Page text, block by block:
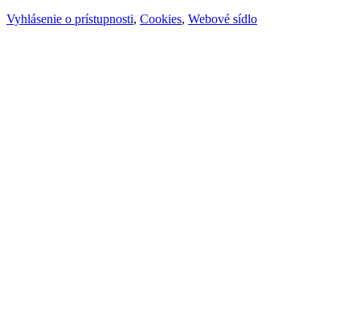
Vyhlásenie o prístupnosti, Cookies, Webové sídlo